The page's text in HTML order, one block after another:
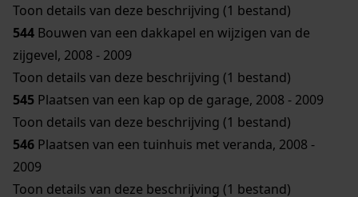
Toon details van deze beschrijving (1 bestand)
544 Bouwen van een dakkapel en wijzigen van de
zijgevel, 2008 - 2009
Toon details van deze beschrijving (1 bestand)
545 Plaatsen van een kap op de garage, 2008 - 2009
Toon details van deze beschrijving (1 bestand)
546 Plaatsen van een tuinhuis met veranda, 2008 -
2009
Toon details van deze beschrijving (1 bestand)